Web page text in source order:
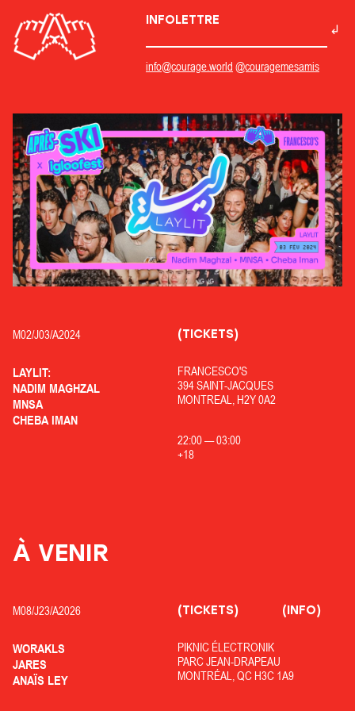
INFOLETTRE
info@courage.world @couragemesamis
M02/J03/A2024
LAYLIT:
NADIM MAGHZAL
MNSA
CHEBA IMAN
FRANCESCO'S
394 SAINT-JACQUES
MONTREAL, H2Y 0A2
22:00—03:00
+18
(TICKETS)
À VENIR
M08/J23/A2026
WORAKLS
JARES
ANAÏS LEY
PIKNIC ÉLECTRONIK
PARC JEAN-DRAPEAU
MONTRÉAL, QC H3C 1A9
(TICKETS) (INFO)